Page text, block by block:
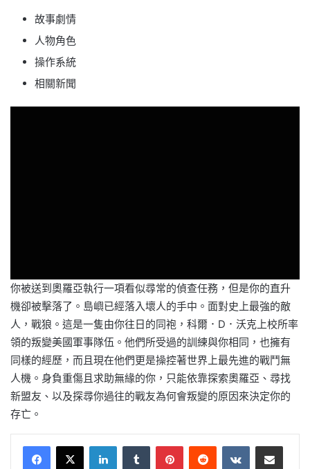
故事劇情
人物角色
操作系統
相關新聞
你被送到奧羅亞執行一項看似尋常的偵查任務，但是你的直升
機卻被擊落了。島嶼已經落入壞人的手中。面對史上最強的敵
人，戰狼。這是一隻由你往日的同袍，科爾．D．沃克上校所率
領的叛變美國軍事隊伍。他們所受過的訓練與你相同，也擁有
同樣的經歷，而且現在他們更是操控著世界上最先進的戰鬥無
人機。身負重傷且求助無緣的你，只能依靠探索奧羅亞、尋找
新盟友、以及探尋你過往的戰友為何會叛變的原因來決定你的
存亡。
LinkedInTumblr PinterestReddit VKontakteShare via Email